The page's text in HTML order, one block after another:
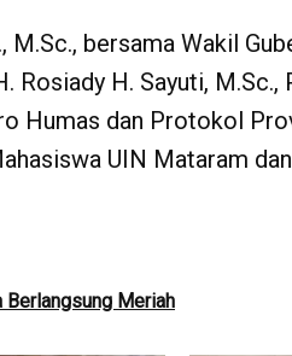
bersama Wakil
H. Sayuti, M.Sc.,
Humas dan Protokol
UIN Mataram
Berlangsung Meriah